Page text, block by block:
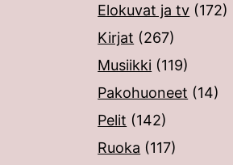
Elokuvat ja tv (172)
Kirjat (267)
Musiikki (119)
Pakohuoneet (14)
Pelit (142)
Ruoka (117)